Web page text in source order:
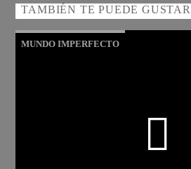
TAMBIÉN TE PUEDE GUSTAR
MUNDO IMPERFECTO